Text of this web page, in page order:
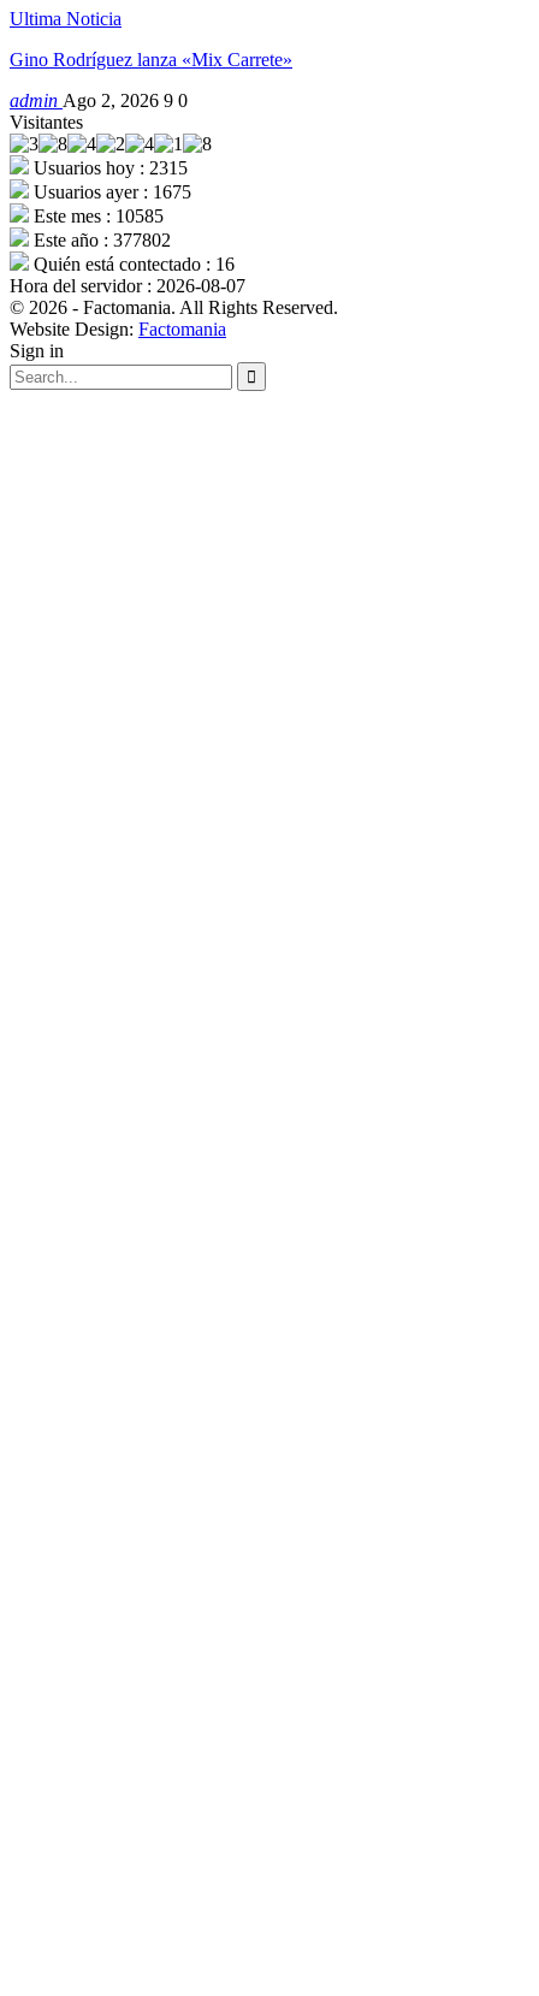
Ultima Noticia
Gino Rodríguez lanza «Mix Carrete»
admin Ago 2, 2026 9 0
Visitantes
Usuarios hoy : 2315
Usuarios ayer : 1675
Este mes : 10585
Este año : 377802
Quién está contectado : 16
Hora del servidor : 2026-08-07
© 2026 - Factomania. All Rights Reserved.
Website Design: Factomania
Sign in